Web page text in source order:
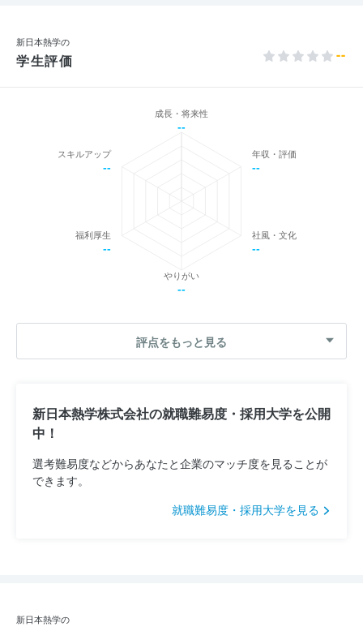
新日本熱学の
学生評価 --
成長・将来性
--
年収・評価
--
社風・文化
--
やりがい
--
福利厚生
--
スキルアップ
--
評点をもっと見る
新日本熱学株式会社の就職難易度・採用大学を公開
中！
選考難易度などからあなたと企業のマッチ度を見ることが
できます。
就職難易度・採用大学を見る
新日本熱学の